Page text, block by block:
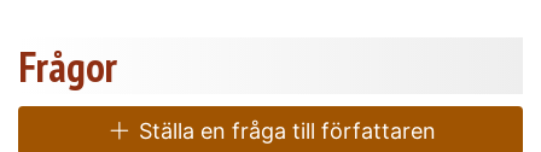
Frågor
Ställa en fråga till författaren